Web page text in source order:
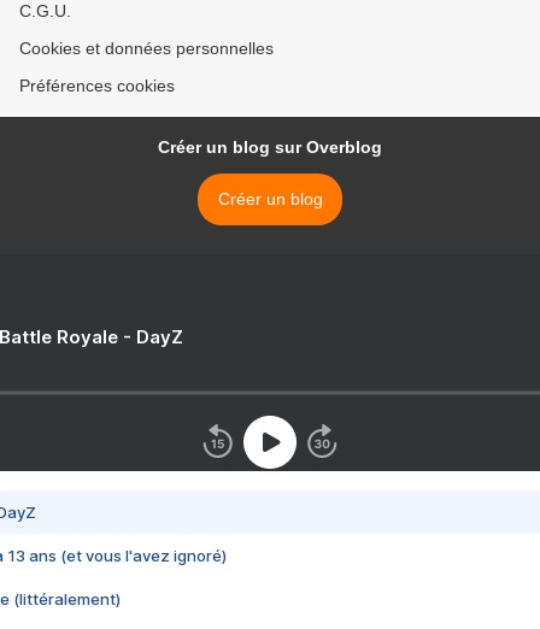
C.G.U.
Cookies et données personnelles
Préférences cookies
Créer un blog sur Overblog
Créer un blog
Royale - DayZ
13 ans (et vous l'avez ignoré)
(littéralement)